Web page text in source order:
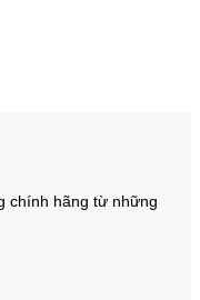
chính hãng từ những